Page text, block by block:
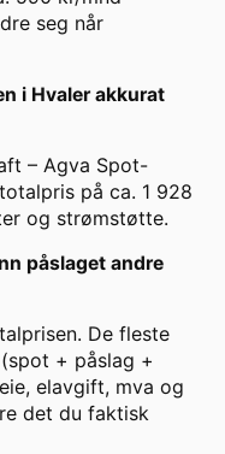
seg når
i Hvaler akkurat
– Agva Spot-
på ca. 1 928
og strømstøtte.
påslaget andre
De fleste
+ påslag +
elavgift, mva og
det du faktisk